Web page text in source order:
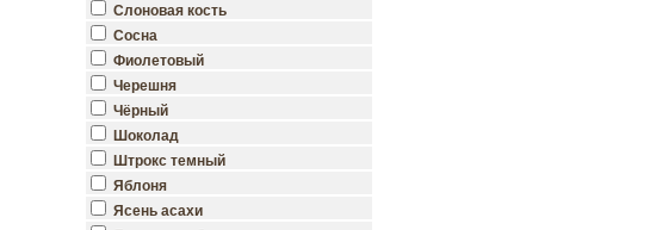
Слоновая кость
Сосна
Фиолетовый
Черешня
Чёрный
Шоколад
Штрокс темный
Яблоня
Ясень асахи